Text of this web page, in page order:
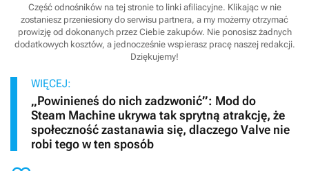
Część odnośników na tej stronie to linki afiliacyjne. Klikając w nie
zostaniesz przeniesiony do serwisu partnera, a my możemy otrzymać
prowizję od dokonanych przez Ciebie zakupów. Nie ponosisz żadnych
dodatkowych kosztów, a jednocześnie wspierasz pracę naszej redakcji.
Dziękujemy!
WIĘCEJ:
„Powinieneś do nich zadzwonić”: Mod do
Steam Machine ukrywa tak sprytną atrakcję, że
społeczność zastanawia się, dlaczego Valve nie
robi tego w ten sposób